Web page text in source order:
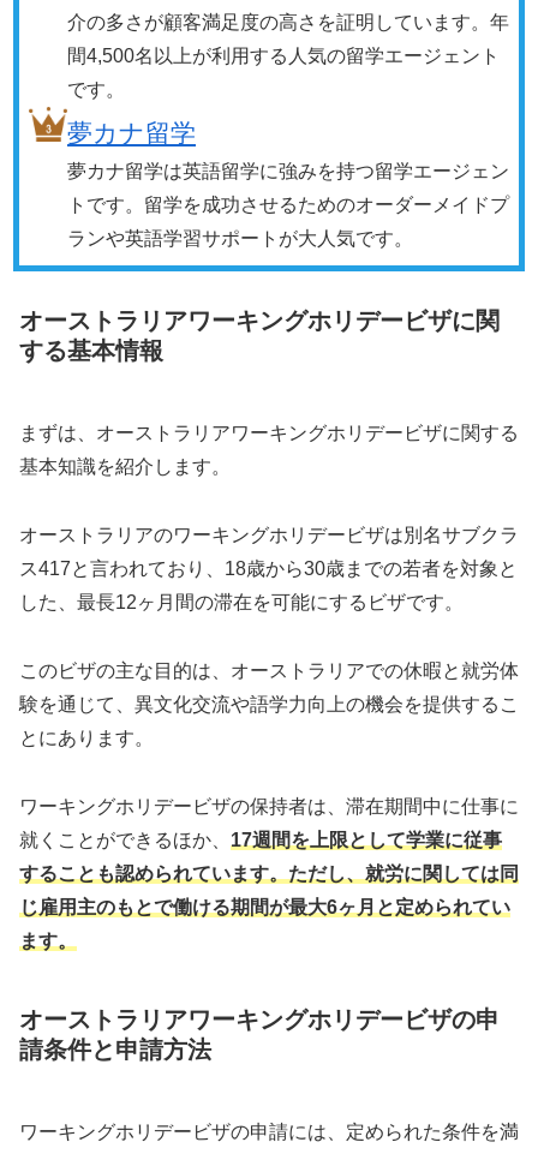
介の多さが顧客満足度の高さを証明しています。年
間4,500名以上が利用する人気の留学エージェント
です。
夢カナ留学
夢カナ留学は英語留学に強みを持つ留学エージェン
トです。留学を成功させるためのオーダーメイドプ
ランや英語学習サポートが大人気です。
オーストラリアワーキングホリデービザに関
する基本情報
まずは、オーストラリアワーキングホリデービザに関する
基本知識を紹介します。
オーストラリアのワーキングホリデービザは別名サブクラ
ス417と言われており、18歳から30歳までの若者を対象と
した、最長12ヶ月間の滞在を可能にするビザです。
このビザの主な目的は、オーストラリアでの休暇と就労体
験を通じて、異文化交流や語学力向上の機会を提供するこ
とにあります。
ワーキングホリデービザの保持者は、滞在期間中に仕事に
就くことができるほか、 17週間を上限として学業に従事
することも認められています。ただし、就労に関しては同
じ雇用主のもとで働ける期間が最大6ヶ月と定められてい
ます。
オーストラリアワーキングホリデービザの申
請条件と申請方法
ワーキングホリデービザの申請には、定められた条件を満